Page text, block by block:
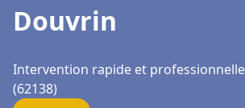
Douvrin
Intervention rapide et
(62138)